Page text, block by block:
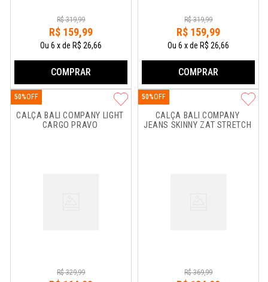
R$ 319,99
R$ 159,99
Ou6 xde R$ 26,66
COMPRAR
R$ 319,99
R$ 159,99
Ou6 xde R$ 26,66
COMPRAR
CALÇA BALI COMPANY LIGHT
CARGO PRAVO
50%
R$ 329,99
CALÇA BALI COMPANY
JEANS SKINNY ZAT STRETCH
50%
R$ 369,99